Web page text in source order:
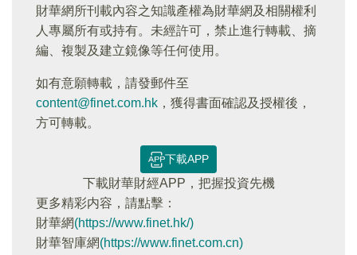
財華網所刊載內容之知識產權為財華網及相關權利
人專屬所有或持有。未經許可，禁止進行轉載、摘
編、複製及建立鏡像等任何使用。
如有意願轉載，請發郵件至
content@finet.com.hk ，獲得書面確認及授權後，
方可轉載。
下載APP
下載財華財經APP，把握投資先機
更多精彩内容，請點擊：
財華網(https://www.finet.hk/)
財華智庫網(https://www.finet.com.cn)